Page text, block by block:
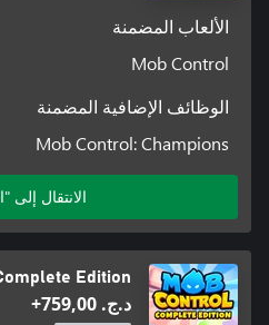
الألعاب المضمنة
Mob Control
الوظائف الإضافية المضمنة
Mob Control: Champions
الانتقال إلى
Edition
د.ج.‏ 759,00+